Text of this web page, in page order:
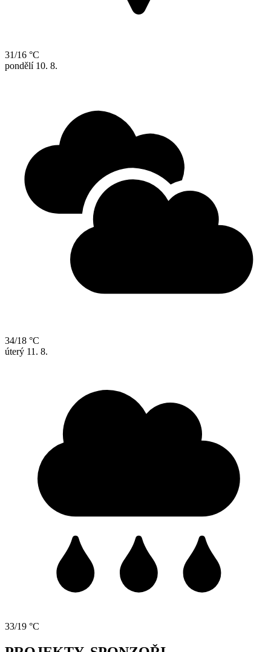
31/16 °C
pondělí 10. 8.
34/18 °C
úterý 11. 8.
33/19 °C